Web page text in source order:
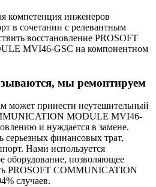
компетенция инженеров
в сочетании с релевантным
восстановление PROSOFT
MVI46-GSC на компонентном
мы ремонтируем
может принести неутешительный
MODULE MVI46-
и нуждается в замене.
серьезных финансовых трат,
Нами используется
оборудование, позволяющее
PROSOFT COMMUNICATION
случаев.